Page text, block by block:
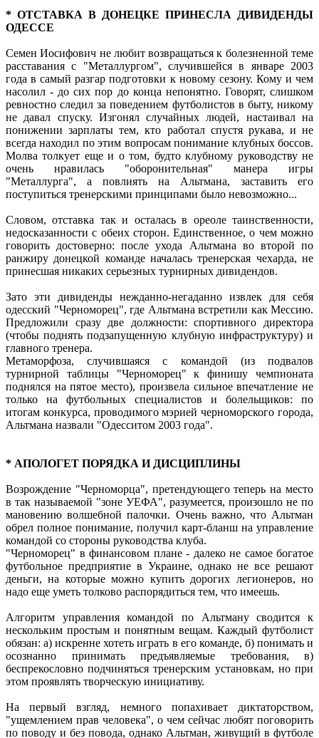
* ОТСТАВКА В ДОНЕЦКЕ ПРИНЕСЛА ДИВИДЕНДЫ
ОДЕССЕ
Семен Иосифович не любит возвращаться к болезненной теме
расставания с "Металлургом", случившейся в январе 2003
года в самый разгар подготовки к новому сезону. Кому и чем
насолил - до сих пор до конца непонятно. Говорят, слишком
ревностно следил за поведением футболистов в быту, никому
не давал спуску. Изгонял случайных людей, настаивал на
понижении зарплаты тем, кто работал спустя рукава, и не
всегда находил по этим вопросам понимание клубных боссов.
Молва толкует еще и о том, будто клубному руководству не
очень нравилась "оборонительная" манера игры
"Металлурга", а повлиять на Альтмана, заставить его
поступиться тренерскими принципами было невозможно...
Словом, отставка так и осталась в ореоле таинственности,
недосказанности с обеих сторон. Единственное, о чем можно
говорить достоверно: после ухода Альтмана во второй по
ранжиру донецкой команде началась тренерская чехарда, не
принесшая никаких серьезных турнирных дивидендов.
Зато эти дивиденды нежданно-негаданно извлек для себя
одесский "Черноморец", где Альтмана встретили как Мессию.
Предложили сразу две должности: спортивного директора
(чтобы поднять подзапущенную клубную инфраструктуру) и
главного тренера.
Метаморфоза, случившаяся с командой (из подвалов
турнирной таблицы "Черноморец" к финишу чемпионата
поднялся на пятое место), произвела сильное впечатление не
только на футбольных специалистов и болельщиков: по
итогам конкурса, проводимого мэрией черноморского города,
Альтмана назвали "Одесситом 2003 года".
* АПОЛОГЕТ ПОРЯДКА И ДИСЦИПЛИНЫ
Возрождение "Черноморца", претендующего теперь на место
в так называемой "зоне УЕФА", разумеется, произошло не по
мановению волшебной палочки. Очень важно, что Альтман
обрел полное понимание, получил карт-бланш на управление
командой со стороны руководства клуба.
"Черноморец" в финансовом плане - далеко не самое богатое
футбольное предприятие в Украине, однако не все решают
деньги, на которые можно купить дорогих легионеров, но
надо еще уметь толково распорядиться тем, что имеешь.
Алгоритм управления командой по Альтману сводится к
нескольким простым и понятным вещам. Каждый футболист
обязан: а) искренне хотеть играть в его команде, б) понимать и
осознанно принимать предъявляемые требования, в)
беспрекословно подчиняться тренерским установкам, но при
этом проявлять творческую инициативу.
На первый взгляд, немного попахивает диктаторством,
"ущемлением прав человека", о чем сейчас любят поговорить
по поводу и без повода, однако Альтман, живущий в футболе